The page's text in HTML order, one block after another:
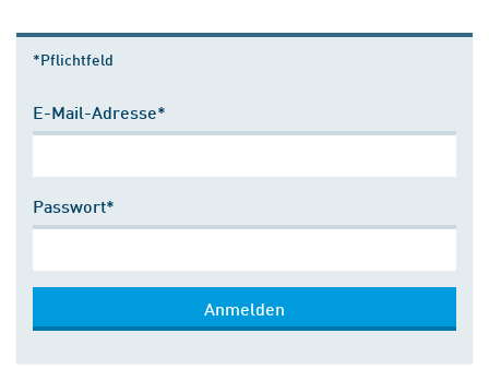
*Pflichtfeld
E-Mail-Adresse*
Passwort*
Anmelden